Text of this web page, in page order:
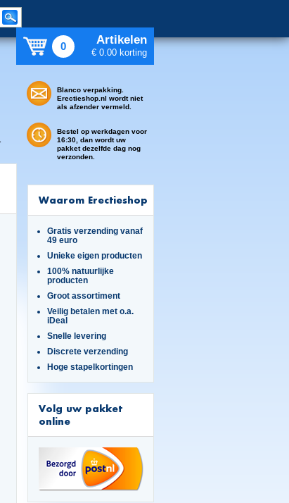
0 Artikelen
€ 0.00 korting
Blanco verpakking.
Erectieshop.nl wordt niet
als afzender vermeld.
Bestel op werkdagen voor
16:30, dan wordt uw
pakket dezelfde dag nog
verzonden.
Waarom Erectieshop
Gratis verzending vanaf
49 euro
Unieke eigen producten
100% natuurlijke
producten
Groot assortiment
Veilig betalen met o.a.
iDeal
Snelle levering
Discrete verzending
Hoge stapelkortingen
Volg uw pakket
online